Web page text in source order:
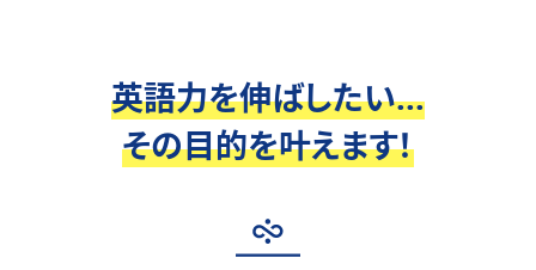
英語力を伸ばしたい...
その目的を叶えます！